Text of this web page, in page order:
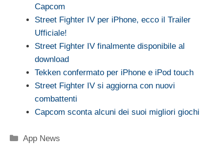
Capcom
Street Fighter IV per iPhone, ecco il Trailer
Ufficiale!
Street Fighter IV finalmente disponibile al
download
Tekken confermato per iPhone e iPod touch
Street Fighter IV si aggiorna con nuovi
combattenti
Capcom sconta alcuni dei suoi migliori giochi
Categorie
App News